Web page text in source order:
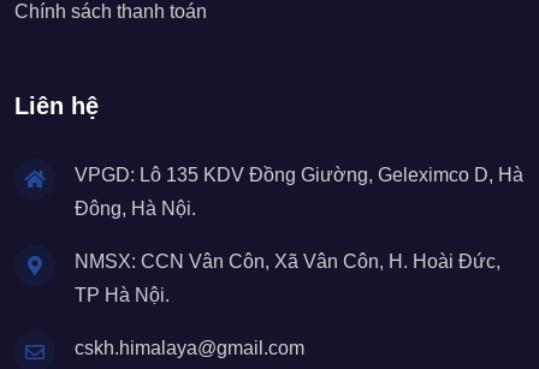
Chính sách thanh toán
Liên hệ
VPGD: Lô 135 KDV Đồng Giường, Geleximco D, Hà
Đông, Hà Nội.
NMSX: CCN Vân Côn, Xã Vân Côn, H. Hoài Đức,
TP Hà Nội.
cskh.himalaya@gmail.com